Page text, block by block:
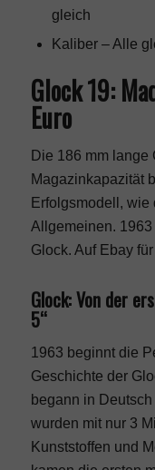
gleich
Kaliber – Alle
Glock 19:
Euro
Die 186 mm
Magazinkapazität
Erfolgsmodell, wie
Allgemeinen.
Glock. Auf Ebay
Glock: Von der
5“
1963 beginnt die
Geschichte der
begann in
wurden mit nur 3
Kunststoffen und